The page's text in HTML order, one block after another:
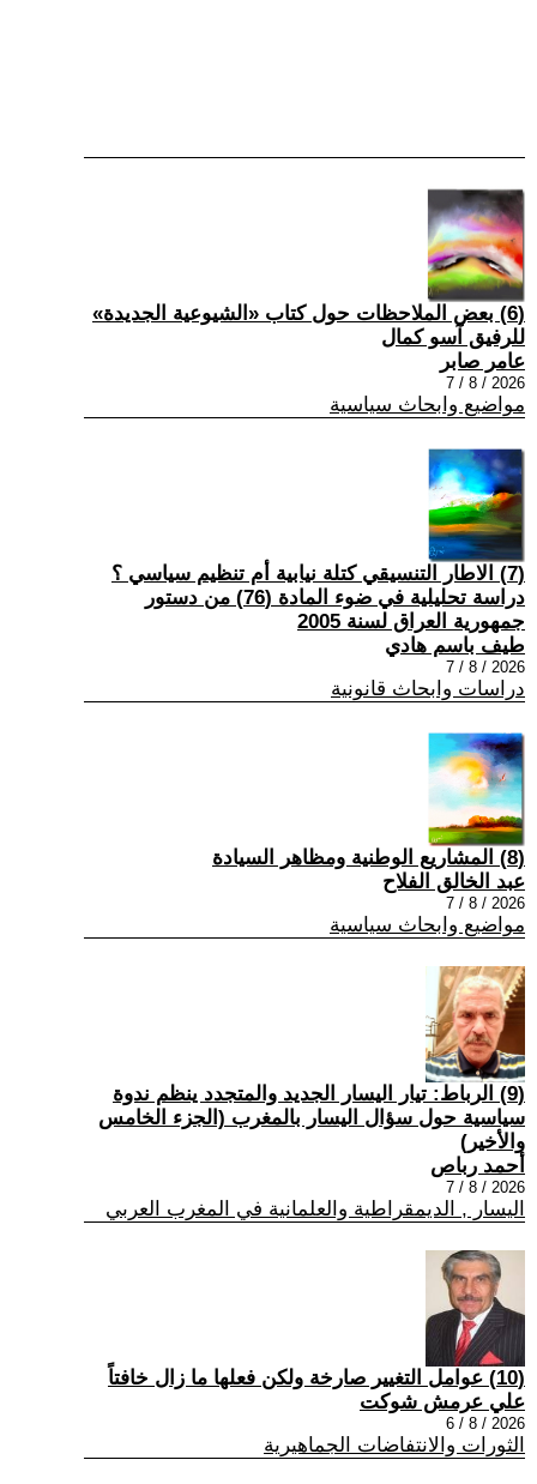
(6) بعض الملاحظات حول كتاب «الشيوعية الجديدة»
للرفيق آسو كمال
عامر صابر
2026 / 8 / 7
مواضيع وابحاث سياسية
(7) الاطار التنسيقي كتلة نيابية أم تنظيم سياسي ؟
دراسة تحليلية في ضوء المادة (76) من دستور
جمهورية العراق لسنة 2005
طيف باسم هادي
2026 / 8 / 7
دراسات وابحاث قانونية
(8) المشاريع الوطنية ومظاهر السيادة
عبد الخالق الفلاح
2026 / 8 / 7
مواضيع وابحاث سياسية
(9) الرباط: تيار اليسار الجديد والمتجدد ينظم ندوة
سياسية حول سؤال اليسار بالمغرب (الجزء الخامس
والأخير)
أحمد رباص
2026 / 8 / 7
اليسار , الديمقراطية والعلمانية في المغرب العربي
(10) عوامل التغيير صارخة ولكن فعلها ما زال خافتاً
علي عرمش شوكت
2026 / 8 / 6
الثورات والانتفاضات الجماهيرية